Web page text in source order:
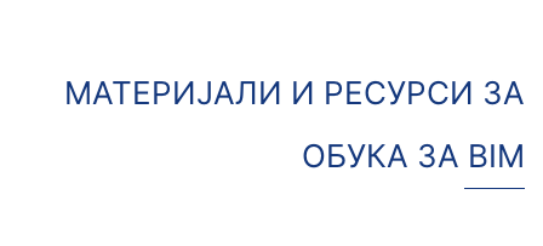
МАТЕРИЈАЛИ И РЕСУРСИ ЗА
ОБУКА ЗА BIM